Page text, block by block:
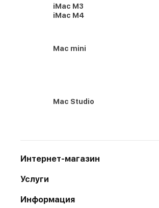
iMac M3
iMac M4
Mac mini
Mac Studio
Интернет-магазин
Услуги
Информация